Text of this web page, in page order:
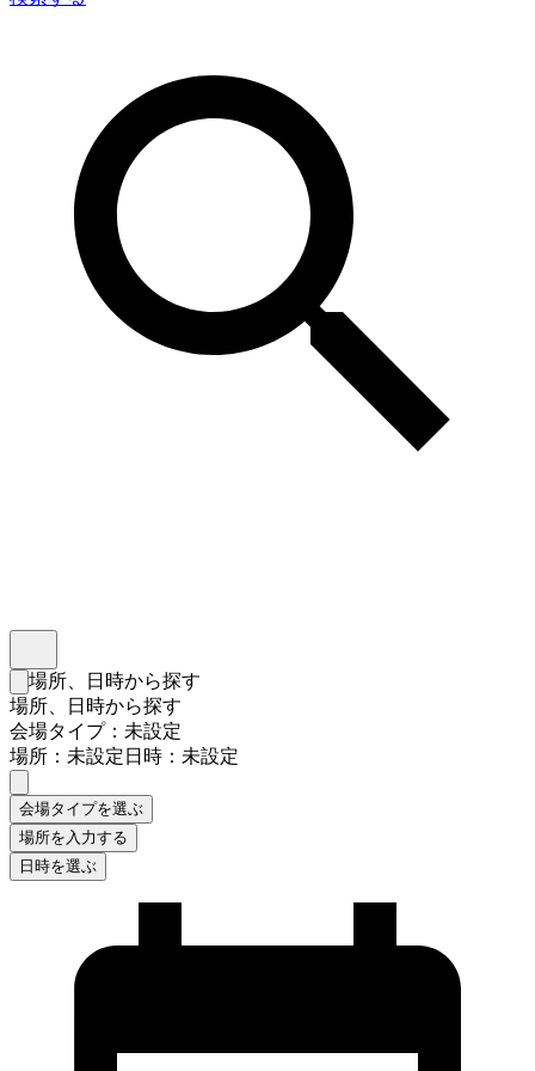
検索フォームを閉じる
場所、日時から探す
場所、日時から探す
会場タイプ：未設定
場所：未設定日時：未設定
会場タイプを選ぶ
場所を入力する
日時を選ぶ